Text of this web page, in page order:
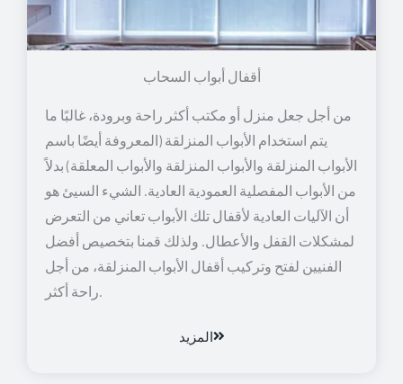
أقفال أبواب السحاب
من أجل جعل منزل أو مكتب أكثر راحة وبرودة، غالبًا ما
يتم استخدام الأبواب المنزلقة (المعروفة أيضًا باسم
الأبواب المنزلقة والأبواب المنزلقة والأبواب المعلقة) بدلاً
من الأبواب المفصلية العمودية العادية. الشيء السيئ هو
أن الآليات العادية لأقفال تلك الأبواب تعاني من التعرض
لمشكلات القفل والأعطال. ولذلك قمنا بتخصيص أفضل
الفنيين لفتح وتركيب أقفال الأبواب المنزلقة، من أجل
راحة أكثر.
المزيد